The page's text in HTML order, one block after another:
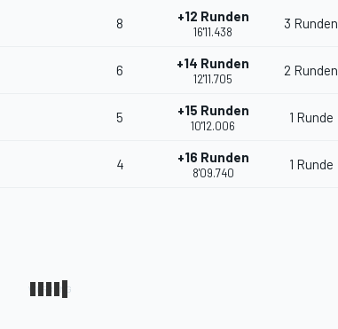
8 +12 Runden
16'11.438
3 Runden
6 +14 Runden
12'11.705
2 Runden
5 +15 Runden
10'12.006
1 Runde
4 +16 Runden
8'09.740
1 Runde